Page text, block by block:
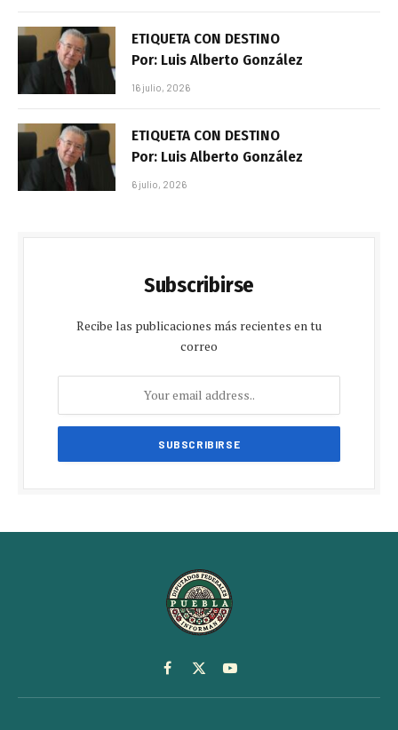
ETIQUETA CON DESTINO
Por: Luis Alberto González
16 julio, 2026
ETIQUETA CON DESTINO
Por: Luis Alberto González
6 julio, 2026
Subscribirse
Recibe las publicaciones más recientes en tu
correo
Facebook
X
(Twitter)
YouTube